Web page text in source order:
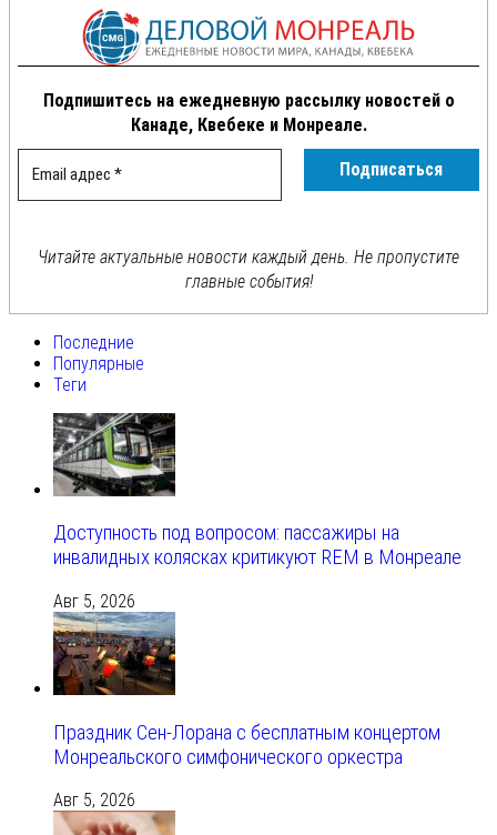
Подпишитесь на ежедневную рассылку новостей о
Канаде, Квебеке и Монреале.
Читайте актуальные новости каждый день. Не пропустите
главные события!
Последние
Популярные
Теги
Доступность под вопросом: пассажиры на
инвалидных колясках критикуют REM в Монреале
Авг 5, 2026
Праздник Сен-Лорана с бесплатным концертом
Монреальского симфонического оркестра
Авг 5, 2026